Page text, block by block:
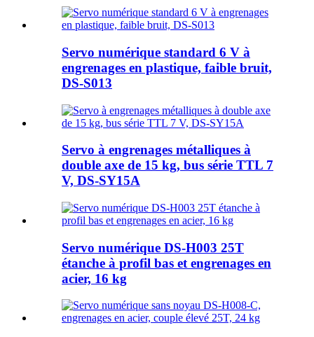
Servo numérique standard 6 V à
engrenages en plastique, faible bruit,
DS-S013
Servo à engrenages métalliques à
double axe de 15 kg, bus série TTL 7
V, DS-SY15A
Servo numérique DS-H003 25T
étanche à profil bas et engrenages en
acier, 16 kg